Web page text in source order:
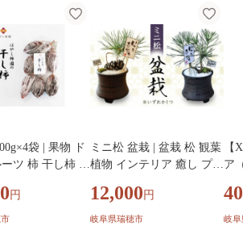
袋 | 果物 ド
ツ 柿 干し柿 干
つ お茶菓子 はや
瑞穂市 送料無
円
ミニ松 盆栽 | 盆栽 松 観葉
植物 インテリア 癒し プレ
生日 お祝い 送料無料 岐阜
瑞穂市 はなのかファーム
12,000 円
岐阜県瑞穂市
【
ア
キ
グ
岐阜